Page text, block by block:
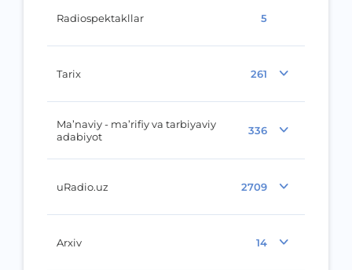
Radiospektakllar 5
Tarix 261
Ma’naviy - ma’rifiy va tarbiyaviy
adabiyot
336
uRadio.uz 2709
Arxiv 14